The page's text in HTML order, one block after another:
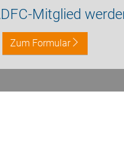
Mitglied
Zum Formular